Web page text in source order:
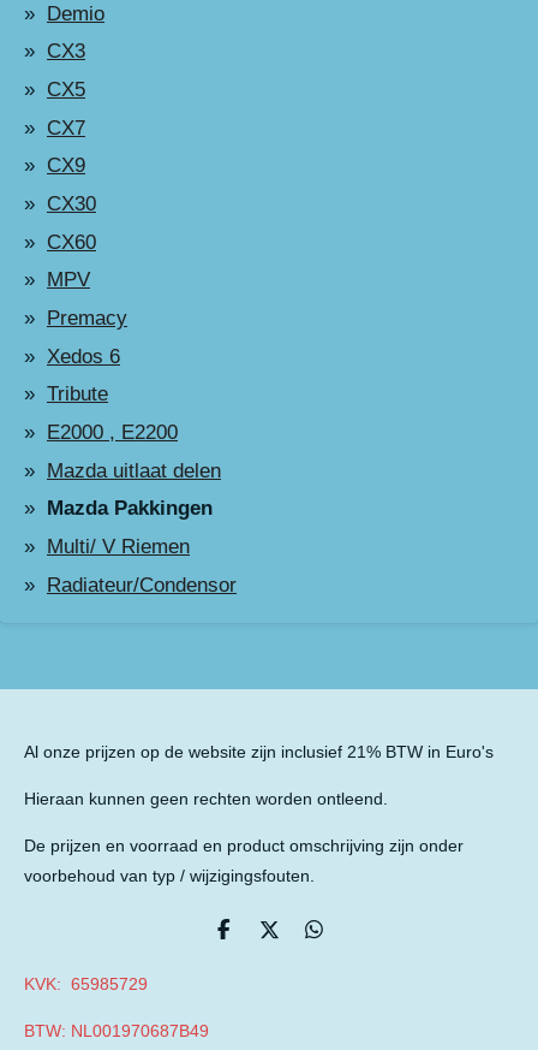
Demio
CX3
CX5
CX7
CX9
CX30
CX60
MPV
Premacy
Xedos 6
Tribute
E2000 , E2200
Mazda uitlaat delen
Mazda Pakkingen
Multi/ V Riemen
Radiateur/Condensor
Al onze prijzen op de website zijn inclusief 21% BTW in Euro's
Hieraan kunnen geen rechten worden ontleend.
De prijzen en voorraad en product omschrijving zijn onder
voorbehoud van typ / wijzigingsfouten.
D
D
D
KVK: 65985729
BTW: NL001970687B49